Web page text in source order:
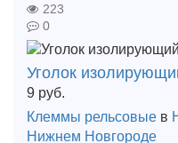
223
0
Уголок
9 руб.
Клеммы рельсовые в
Нижнем Новгороде